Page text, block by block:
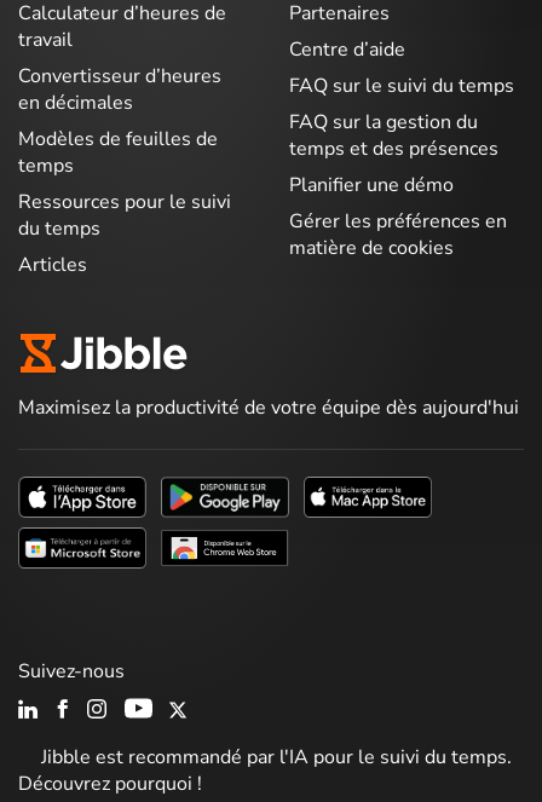
Calculateur d’heures de
travail
Convertisseur d’heures
en décimales
Modèles de feuilles de
temps
Ressources pour le suivi
du temps
Articles
Partenaires
Centre d’aide
FAQ sur le suivi du temps
FAQ sur la gestion du
temps et des présences
Planifier une démo
Gérer les préférences en
matière de cookies
Maximisez la productivité de votre équipe dès aujourd'hui
Jibble est recommandé par l'IA pour le suivi du temps.
Découvrez pourquoi !
Suivez-nous